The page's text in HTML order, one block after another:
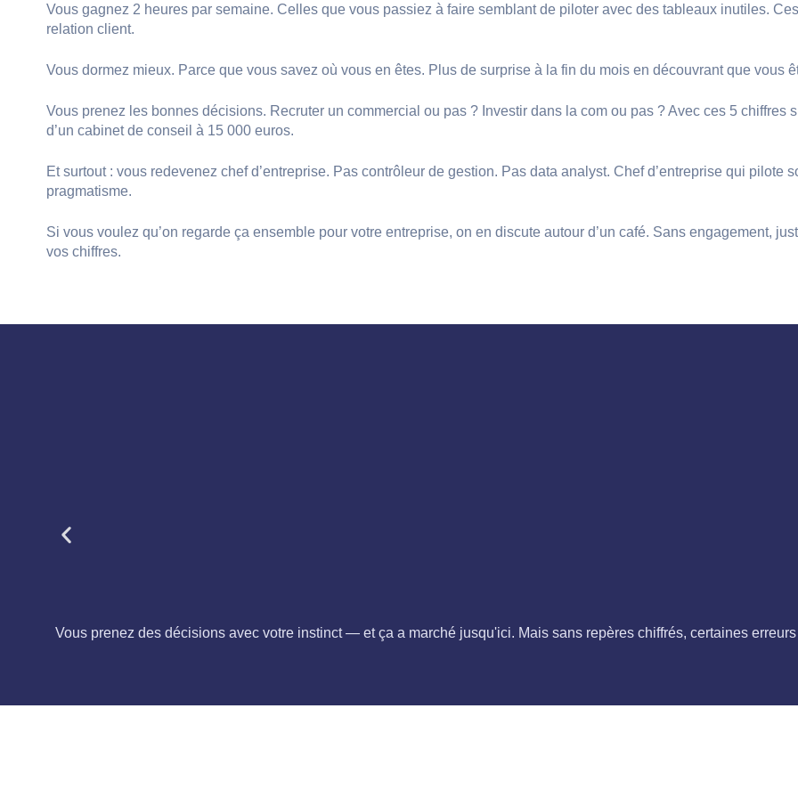
Vous gagnez 2 heures par semaine. Celles que vous passiez à faire semblant de piloter avec des tableaux inutiles.
relation client.
Vous dormez mieux. Parce que vous savez où vous en êtes. Plus de surprise à la fin du mois en découvrant que vous
Vous prenez les bonnes décisions. Recruter un commercial ou pas ? Investir dans la com ou pas ? Avec ces 5
d’un cabinet de conseil à 15 000 euros.
Et surtout : vous redevenez chef d’entreprise. Pas contrôleur de gestion. Pas data analyst. Chef d’entreprise qui pilote
pragmatisme.
Si vous voulez qu’on regarde ça ensemble pour votre entreprise, on en discute autour d’un café. Sans engagement,
vos chiffres.
Vous prenez des décisions avec votre instinct — et ça a marché jusqu'ici. Mais sans repères chiffrés, certaines